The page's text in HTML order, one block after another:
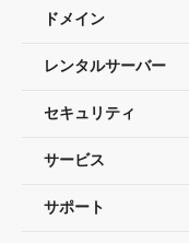
ドメイン
レンタルサーバー
セキュリティ
サービス
サポート